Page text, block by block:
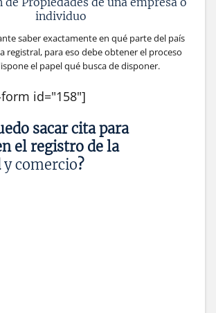
individuo
saber exactamente en qué parte del país
registral, para eso debe obtener el proceso
el papel qué busca de disponer.
id="158"]
sacar cita para
el registro de la
y comercio?